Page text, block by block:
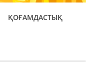
ҚОҒАМДАСТЫҚ